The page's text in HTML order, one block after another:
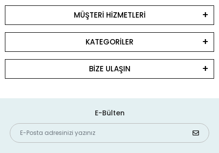
MÜŞTERİ HİZMETLERİ
KATEGORİLER
BİZE ULAŞIN
E-Bülten